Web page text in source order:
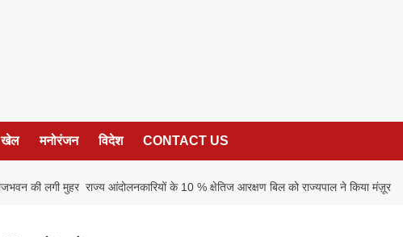
खेल मनोरंजन विदेश CONTACT US
की लगी मुहर राज्य आंदोलनकारियों के 10 % क्षेतिज आरक्षण बिल को राज्यपाल ने किया मंज़ूर